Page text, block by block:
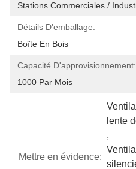
Stations Commerciales /
Détails D'emballage:
Boîte En Bois
Capacité D'approvisionnement:
1000 Par Mois
Mettre en évidence:
lente
,